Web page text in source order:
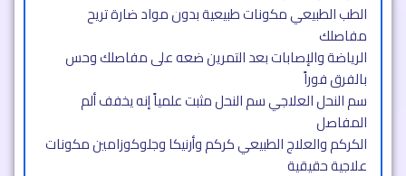
الطب الطبيعي مكونات طبيعية بدون مواد ضارة تريح
مفاصلك
الرياضة والإصابات بعد التمرين ضعه على مفاصلك وحس
بالفرق فوراً
سم النحل العلاجي سم النحل مثبت علمياً إنه يخفف ألم
المفاصل
الكركم والعلاج الطبيعي كركم وأرنيكا وجلوكوزامين مكونات
علاجية حقيقية